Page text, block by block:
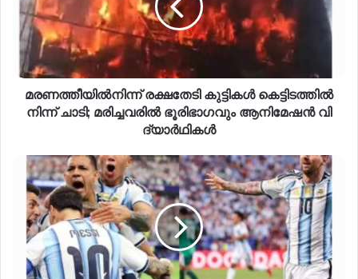
മരണത്തീയിൽനിന്ന് രക്ഷതേടി കുട്ടികൾ കെ​ട്ടി​ട​ത്തി​ൽ​
നി​ന്ന് ചാടി; മ​രി​ച്ച​വ​രി​ൽ ഭൂ​രി​ഭാ​ഗ​വും ആ​നി​മേ​ഷ​ൻ വി​
ദ്യാ​ർ​ഥി​ക​ൾ